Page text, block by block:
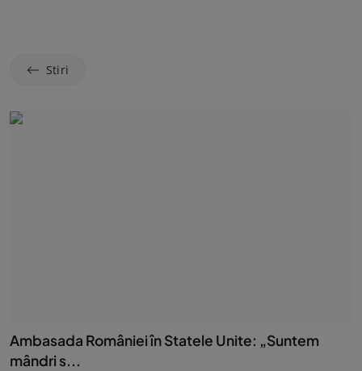
Stiri
Ambasada României în Statele Unite: „Suntem
mândri s...